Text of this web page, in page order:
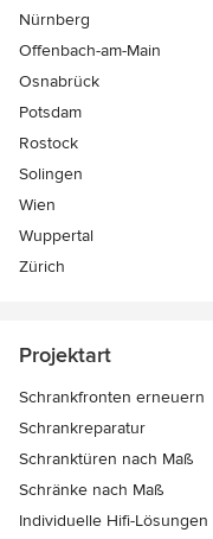
Nürnberg
Offenbach-am-Main
Osnabrück
Potsdam
Rostock
Solingen
Wien
Wuppertal
Zürich
Projektart
Schrankfronten erneuern
Schrankreparatur
Schranktüren nach Maß
Schränke nach Maß
Individuelle Hifi-Lösungen